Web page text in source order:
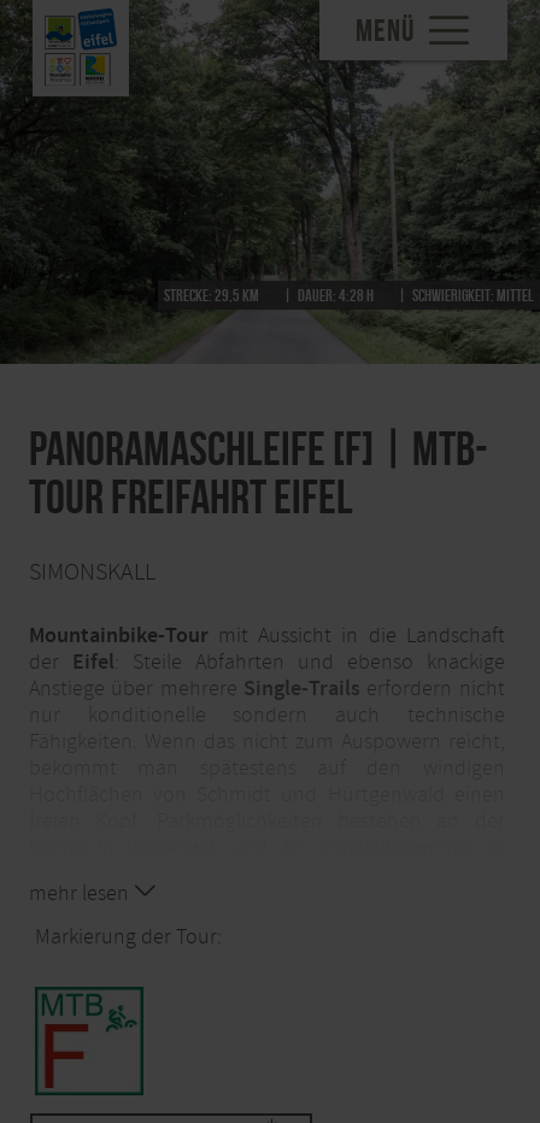
MENÜ
Strecke: 29,5 km Dauer:4:28 h Schwierigkeit: mittel
Panoramaschleife [F] | MTB-
Tour Freifahrt Eifel
SIMONSKALL
Mountainbike-Tour mit Aussicht in die Landschaft
der Eifel : Steile Abfahrten und ebenso knackige
Anstiege über mehrere Single-Trails erfordern nicht
nur konditionelle sondern auch technische
mehr lesen
Markierung der Tour: